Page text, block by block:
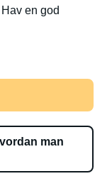
en god
man